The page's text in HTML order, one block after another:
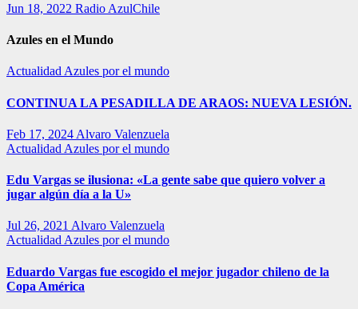
Jun 18, 2022 Radio AzulChile
Azules en el Mundo
Actualidad Azules por el mundo
CONTINUA LA PESADILLA DE ARAOS: NUEVA LESIÓN.
Feb 17, 2024 Alvaro Valenzuela
Actualidad Azules por el mundo
Edu Vargas se ilusiona: «La gente sabe que quiero volver a
jugar algún día a la U»
Jul 26, 2021 Alvaro Valenzuela
Actualidad Azules por el mundo
Eduardo Vargas fue escogido el mejor jugador chileno de la
Copa América